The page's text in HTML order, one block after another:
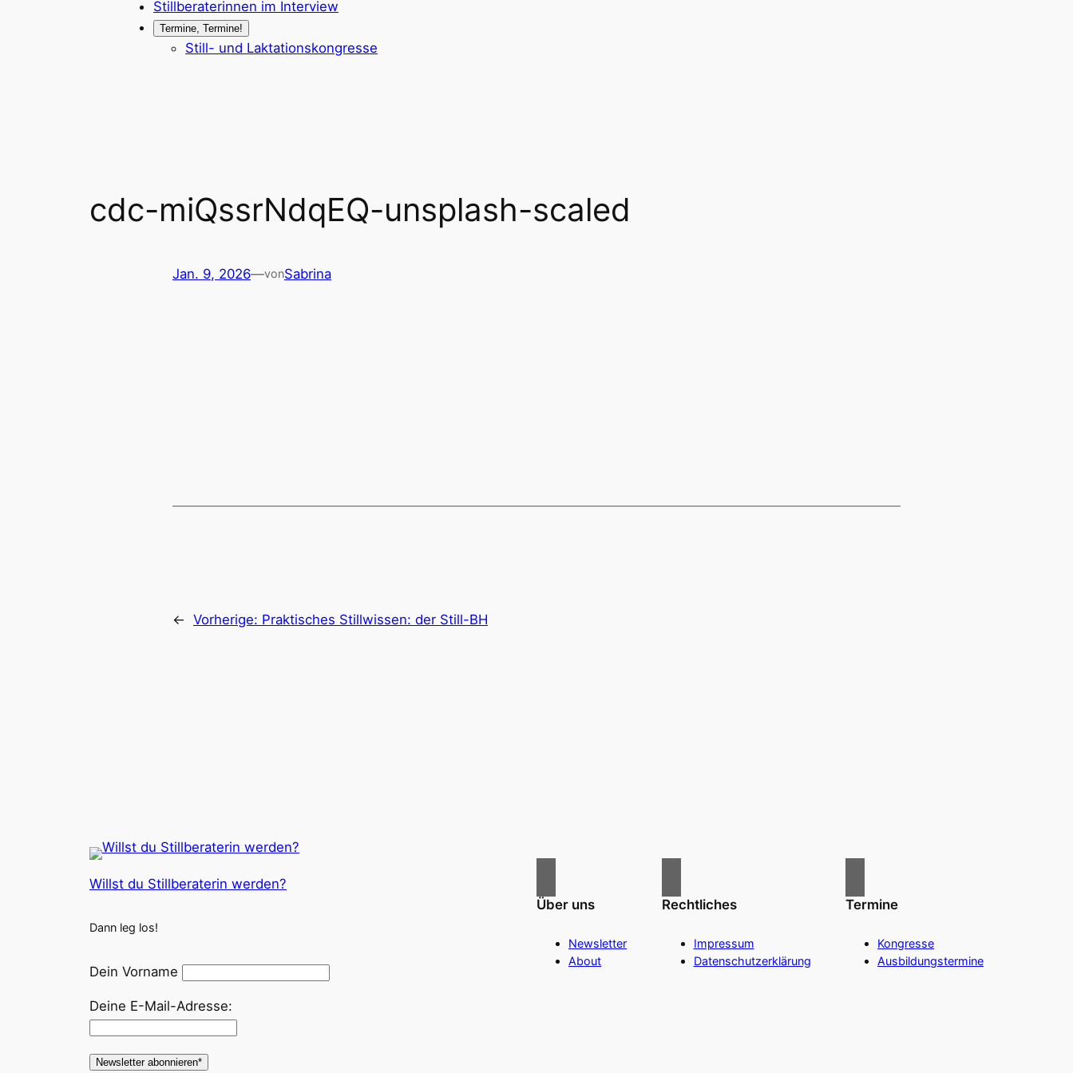
Stillberaterinnen im Interview
Termine, Termine!
Still- und Laktationskongresse
cdc-miQssrNdqEQ-unsplash-scaled
Jan. 9, 2026—vonSabrina
← Vorherige: Praktisches Stillwissen: der Still-BH
Willst du Stillberaterin werden?
Dann leg los!
Dein Vorname
Deine E-Mail-Adresse:
Über uns
Newsletter
About
Rechtliches
Impressum
Datenschutzerklärung
Termine
Kongresse
Ausbildungstermine